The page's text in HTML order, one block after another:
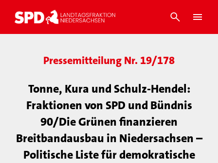
Pressemitteilung Nr. 19/178
Tonne, Kura und Schulz-Hendel:
Fraktionen von SPD und Bündnis
90/Die Grünen finanzieren
Breitbandausbau in Niedersachsen –
Politische Liste für demokratische